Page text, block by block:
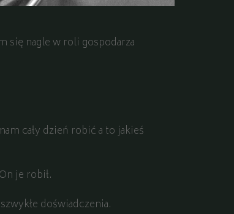
się nagle w roli gospodarza
cały dzień robić a to jakieś
je robił.
doświadczenia.